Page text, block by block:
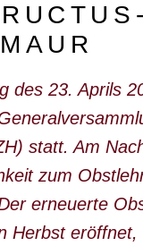
des 23. Aprils
statt. Am
zum
erneuerte
Herbst eröffnet,